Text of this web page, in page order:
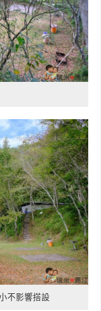
不影響搭設